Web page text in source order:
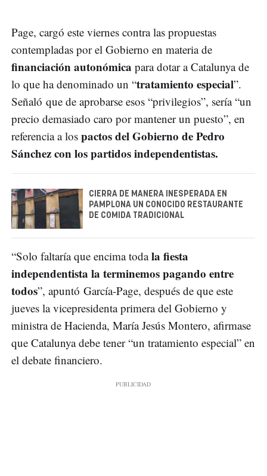
Page, cargó este viernes contra las propuestas
contempladas por el Gobierno en materia de
financiación autonómica para dotar a Catalunya de
lo que ha denominado un “tratamiento especial”.
Señaló que de aprobarse esos “privilegios”, sería “un
precio demasiado caro por mantener un puesto”, en
referencia a los pactos del Gobierno de Pedro
Sánchez con los partidos independentistas.
CIERRA DE MANERA INESPERADA EN
PAMPLONA UN CONOCIDO RESTAURANTE
DE COMIDA TRADICIONAL
“Solo faltaría que encima todala fiesta
independentista la terminemos pagando entre
todos”, apuntó García-Page, después de que este
jueves la vicepresidenta primera del Gobierno y
ministra de Hacienda, María Jesús Montero, afirmase
que Catalunya debe tener “un tratamiento especial” en
el debate financiero.